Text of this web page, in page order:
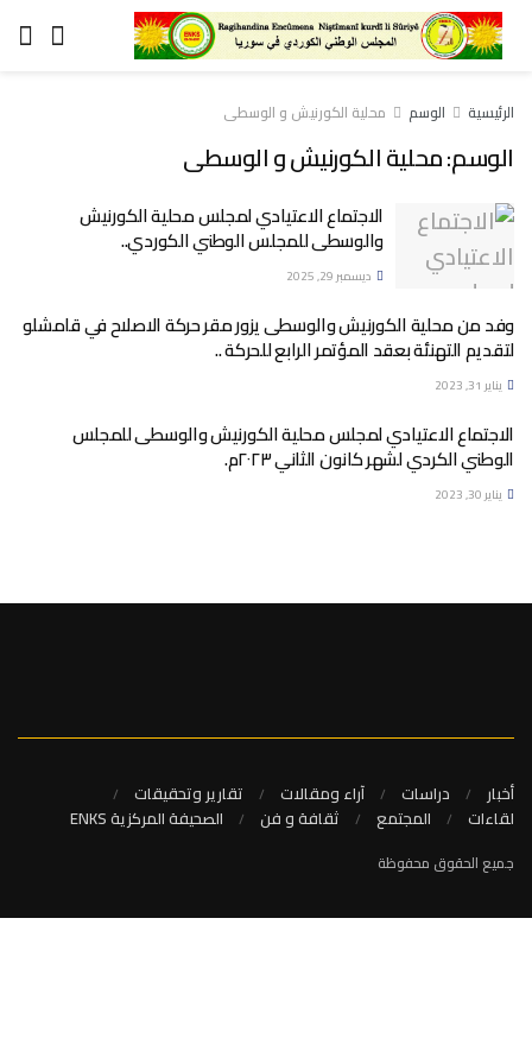
الرئيسية الوسم محلية الكورنيش و الوسطى
الوسم:محلية الكورنيش و الوسطى
الاجتماع الاعتيادي لمجلس محلية الكورنيش
والوسطى للمجلس الوطني الكوردي..
ديسمبر 29, 2025
وفد من محلية الكورنيش والوسطى يزور مقر حركة الاصلاح في قامشلو
لتقديم التهنئة بعقد المؤتمر الرابع للحركة ..
يناير 31, 2023
الاجتماع الاعتيادي لمجلس محلية الكورنيش والوسطى للمجلس
الوطني الكردي لشهر كانون الثاني ٢٠٢٣م.
يناير 30, 2023
أخبار دراسات آراء ومقالات
تقارير وتحقيقات
لقاءات
المجتمع ثقافة و فن الصحيفة المركزية ENKS
جميع الحقوق محفوظة